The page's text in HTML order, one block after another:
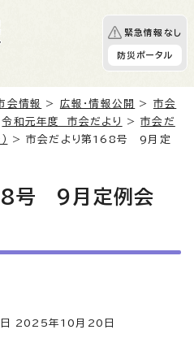
緊急情報なし
防災ポータル
会情報 > 広報・情報公開 > 市会
令和元年度 市会だより >市会だ
> 市会だより第168号 9月定
号 9月定例会
2025年10月20日